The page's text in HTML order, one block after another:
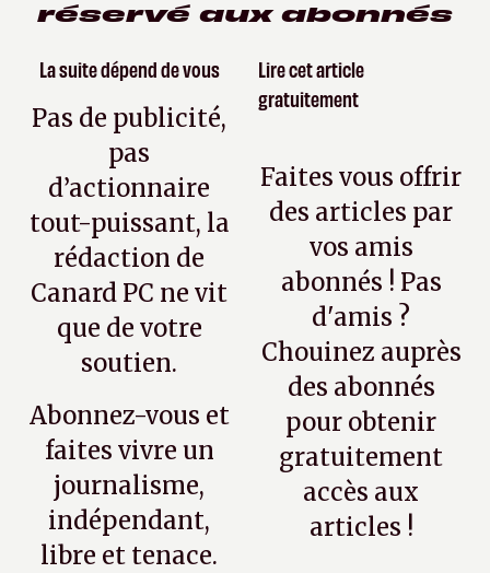
réservé aux abonnés
La suite dépend de vous
Pas de publicité,
pas
d’actionnaire
tout-puissant, la
rédaction de
Canard PC ne vit
que de votre
soutien.
Abonnez-vous et
faites vivre un
journalisme,
indépendant,
libre et tenace.
Lire cet article
gratuitement
Faites vous offrir
des articles par
vos amis
abonnés ! Pas
d'amis ?
Chouinez auprès
des abonnés
pour obtenir
gratuitement
accès aux
articles !